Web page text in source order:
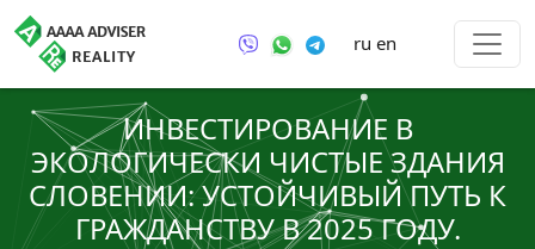
ru en
ИНВЕСТИРОВАНИЕ В
ЭКОЛОГИЧЕСКИ ЧИСТЫЕ ЗДАНИЯ
СЛОВЕНИИ: УСТОЙЧИВЫЙ ПУТЬ К
ГРАЖДАНСТВУ В 2025 ГОДУ.